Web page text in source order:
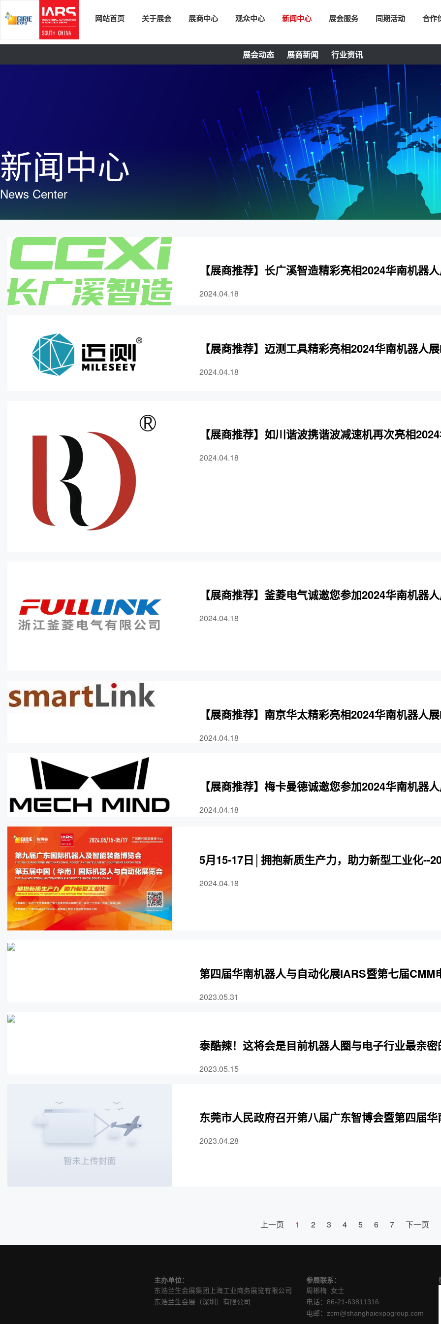
网站首页 关于展会 展商中心 观众中心 新闻中心 展会服务 同期活动 合作
展会动态 展商新闻 行业资讯
新闻中心
News Center
【展商推荐】长广溪智造精彩亮相2024华南机器
2024.04.18
【展商推荐】迈测工具精彩亮相2024华南机器人
2024.04.18
【展商推荐】如川谐波携谐波减速机再次亮相
2024.04.18
【展商推荐】釜菱电气诚邀您参加2024华南机器
2024.04.18
【展商推荐】南京华太精彩亮相2024华南机器人
2024.04.18
【展商推荐】梅卡曼德诚邀您参加2024华南机器
2024.04.18
5月15-17日│拥抱新质生产力，助力新型工业化--
2024.04.18
第四届华南机器人与自动化展IARS暨第七届CMM
2023.05.31
泰酷辣！这将会是目前机器人圈与电子行业最亲
2023.05.15
东莞市人民政府召开第八届广东智博会暨第四届
2023.04.28
上一页 1 2 3 4 5 6 7 下一页
主办单位： 参展联系：
东浩兰生会展集团上海工业商务展览有限公司
周郴梅 女士
东浩兰生会展（深圳）有限公司
电话：86-21-63811316
电邮：zcm@shanghaiexpogroup.com